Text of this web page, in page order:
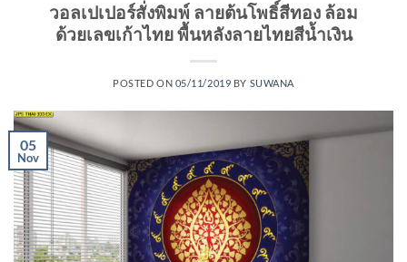
วอลเปเปอร์สั่งพิมพ์ ลายต้นโพธิ์สีทอง ล้อม
ด้วยเลขเก้าไทย พื้นหลังลายไทยสีน้ำเงิน
POSTED ON 05/11/2019 BY SUWANA
05
Nov